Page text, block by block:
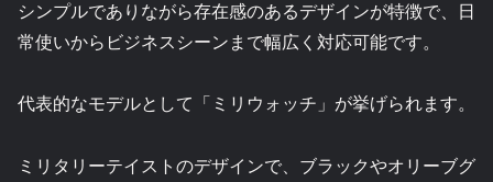
シンプルでありながら存在感のあるデザインが特徴で、日
常使いからビジネスシーンまで幅広く対応可能です。
代表的なモデルとして「ミリウォッチ」が挙げられます。
ミリタリーテイストのデザインで、ブラックやオリーブグ